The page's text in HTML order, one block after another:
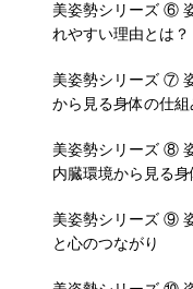
美姿勢シリーズ ⑥
れやすい理由とは？
美姿勢シリーズ ⑦
から見る身体の仕組
美姿勢シリーズ ⑧
内臓環境から見る
美姿勢シリーズ ⑨
と心のつながり